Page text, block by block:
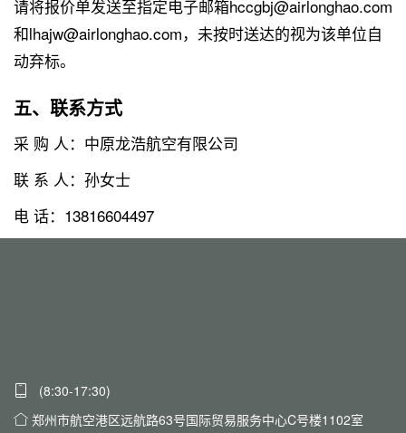
请将报价单发送至指定电子邮箱hccgbj@airlonghao.com
和lhajw@airlonghao.com，未按时送达的视为该单位自
动弃标。
五、联系方式
采 购 人：中原龙浩航空有限公司
联 系 人：孙女士
电 话：13816604497
(8:30-17:30)
郑州市航空港区远航路63号国际贸易服务中心C号楼1102室